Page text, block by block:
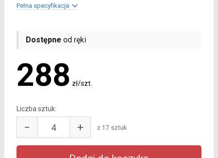
Pełna specyfikacja
Dostępne od ręki
288 zł/szt.
Liczba sztuk:
− + z 17 sztuk